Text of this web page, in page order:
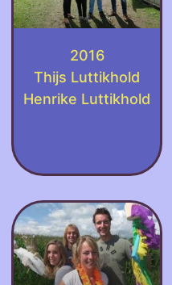
2016
Thijs Luttikhold
Henrike Luttikhold